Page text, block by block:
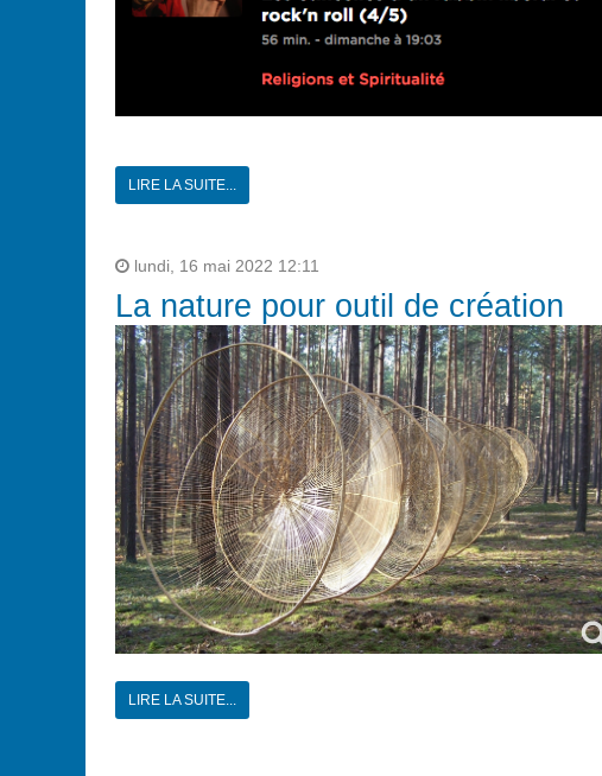
LIRE LA SUITE...
lundi, 16 mai 2022 12:11
La nature pour outil de création
LIRE LA SUITE...